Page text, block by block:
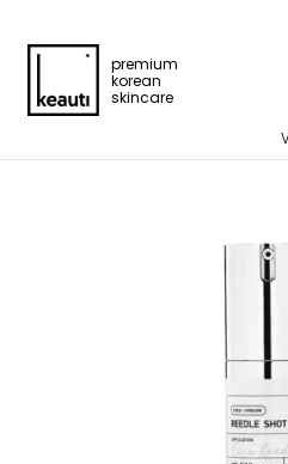
premium
korean
skincare